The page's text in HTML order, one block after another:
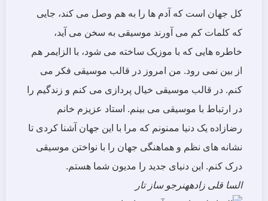
کل جهان است که آدم ها را به هم وصل می کند، جایی
که کلمات کم می آورند موسیقی به سخن می آید،
خاطره هایی که با موزیک ساخته می شود، با الزایمر هم
از بین نمی رود. من امروز در قالب موسیقی فکر می
کنم. در قالب موسیقی خیال پردازی می کنم و زندگیم را
در ارتباط با موسیقی می بینم. استاد عزیزم خانم
رضازاده یک دنیا ممنونم که مرا با این جهان آشنا کردی تا
نشانه های نظم و هماهنگی جهان را با نواختن موسیقی
درک کنم. این دنیای جدید را مدیون شما هستم.
السا قلی زادههنرجو ساز تار